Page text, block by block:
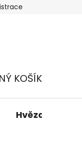
údajů
NÁKUPNÍ
KOŠÍK
Hvězdné